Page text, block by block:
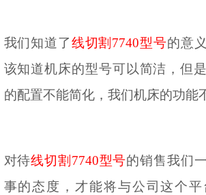
我们知道了线切割 7740型号的意
该知道机床的型号可以简洁，但
的配置不能简化，我们机床的功能
对待线切割 7740型号的销售我们
事的态度，才能将与公司这个